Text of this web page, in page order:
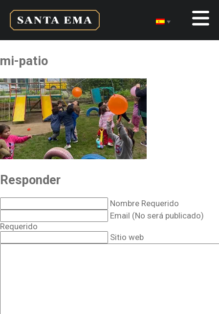
mi-patio
Responder
Nombre Requerido
Email (No será publicado)
Requerido
Sitio web